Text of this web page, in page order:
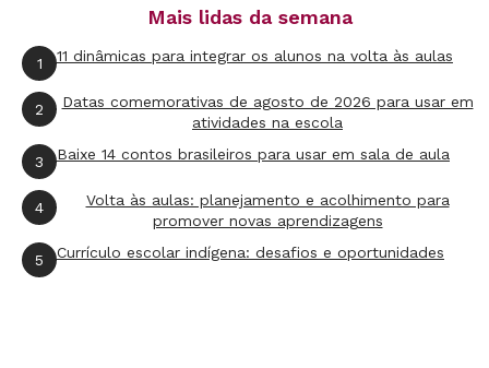
No início, o professor é responsável pela
explicação das normas e por riscar os jogos no
chão. Com o tempo, o ideal é que a garotada
faça parte também dessas etapas. Auxilie a
turma a tomar conta desse processo, tendo o
cuidado de não exigir dos menores coisas que
eles ainda não estão prontos para atingir. É
provável, por exemplo, que no começo eles
Mais lidas da semana
1 11 dinâmicas para integrar os alunos na volta às aulas
2
Datas comemorativas de agosto de 2026 para usar em
atividades na escola
3 Baixe 14 contos brasileiros para usar em sala de aula
4
Volta às aulas: planejamento e acolhimento para
promover novas aprendizagens
5 Currículo escolar indígena: desafios e oportunidades